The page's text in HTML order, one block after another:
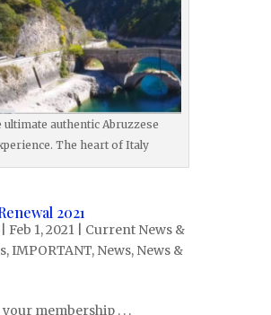
ultimate authentic Abruzzese
The heart of Italy
2021
Feb 1, 2021
Current News &
,IMPORTANT, News, News &
membership . . .